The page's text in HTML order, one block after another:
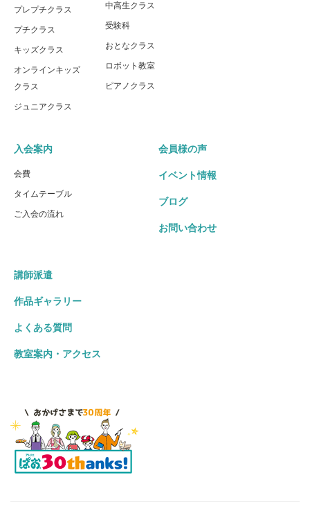
プレプチクラス
プチクラス
キッズクラス
オンラインキッズ
クラス
ジュニアクラス
中高生クラス
受験科
おとなクラス
ロボット教室
ピアノクラス
入会案内
会費
タイムテーブル
ご入会の流れ
会員様の声
イベント情報
ブログ
お問い合わせ
講師派遣
作品ギャラリー
よくある質問
教室案内・アクセス